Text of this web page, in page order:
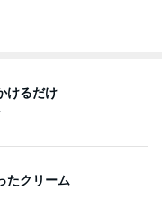
けるだけ
たクリーム